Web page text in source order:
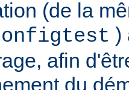
(de la
)
afin
du